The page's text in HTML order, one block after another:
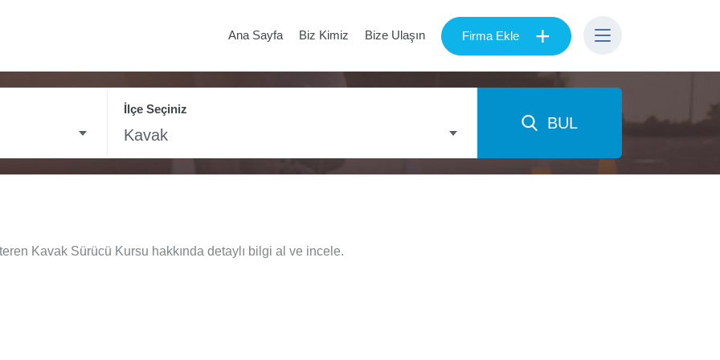
Ana Sayfa Biz Kimiz Bize Ulaşın Firma Ekle +
İlçe Seçiniz
Kavak
BUL
Kavak Sürücü Kursu hakkında detaylı bilgi al ve incele.